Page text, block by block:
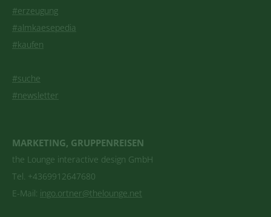
#erzeugung
#almkaesepedia
#kaufen
#suche
#newsletter
MARKETING, GRUPPENREISEN
the Lounge interactive design GmbH
Tel. +4369912647680
E-Mail: ingo.ortner@thelounge.net